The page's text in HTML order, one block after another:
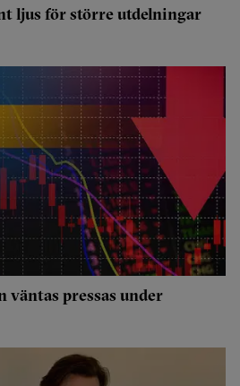
ljus för större utdelningar
väntas pressas under